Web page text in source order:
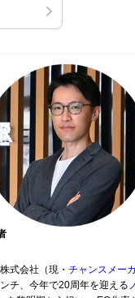
式会社（現・ チャンスメー
チ、今年で20周年を迎える